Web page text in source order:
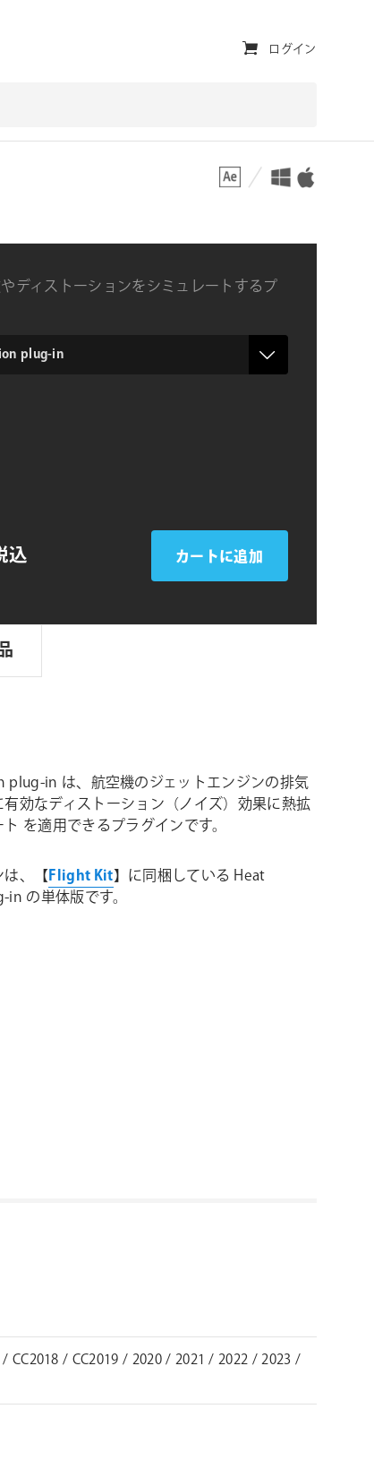
ユ
ィ
リ
ィ・
ナ
ゲ
ー
ログイン
対応プラットフォーム 対応OS
ディストーションをシミュレートするプ
込 カートに追加
plug-in は、航空機のジェットエンジンの排気
効なディストーション（ノイズ）効果に熱拡
を適用できるプラグインです。
、【Flight Kit】に同梱している Heat
の単体版です。
/ CC2018 / CC2019 / 2020 / 2021 / 2022 / 2023 /